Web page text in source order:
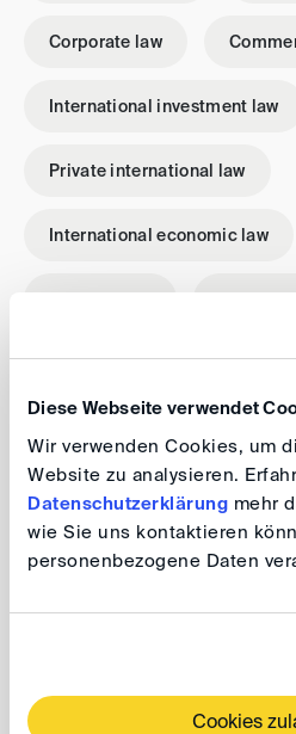
Diese Webseite verwendet
Wir verwenden Cookies, um
Website zu analysieren.
Datenschutzerklärung mehr
wie Sie uns kontaktieren
personenbezogene Daten
Cookies
Corporate law
International investment law
Private international law
International economic law
My career
Studium an der
University of Georgia
Promotion zum Dr. Jur.
Erwerb des Master of